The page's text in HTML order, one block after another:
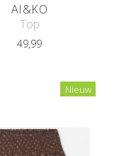
AI&KO
Top
49,99
Nieuw